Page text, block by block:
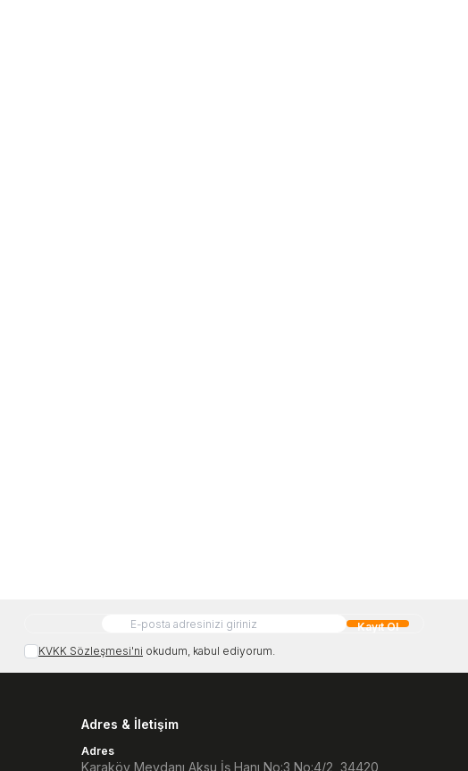
Kayıt Ol
KVKK Sözleşmesi'ni okudum, kabul ediyorum.
Adres & İletişim
Adres
Karaköy Meydanı Aksu İş Hanı No:3 No:4/2, 34420